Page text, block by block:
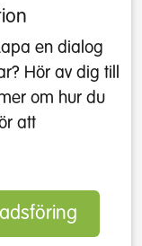
en dialog
Hör av dig till
om hur du
att